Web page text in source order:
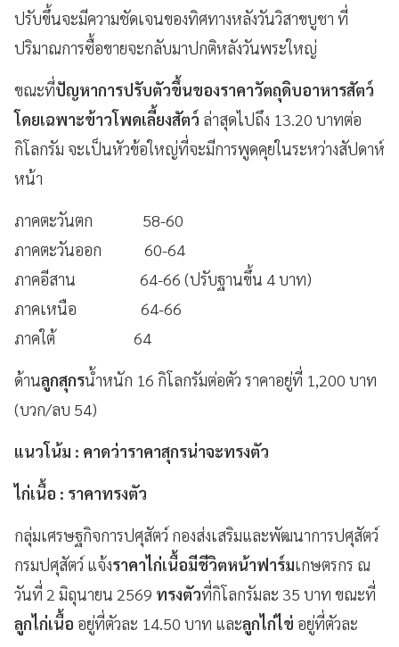
ปรับขึ้นจะมีความชัดเจนของทิศทางหลังวันวิสาขบูชา ที่
ปริมาณการซื้อขายจะกลับมาปกติหลังวันพระใหญ่
ขณะที่ปัญหาการปรับตัวขึ้นของราคาวัตถุดิบอาหารสัตว์
โดยเฉพาะข้าวโพดเลี้ยงสัตว์ ล่าสุดไปถึง 13.20 บาทต่อ
กิโลกรัม จะเป็นหัวข้อใหญ่ที่จะมีการพูดคุยในระหว่างสัปดาห์
หน้า
ภาคตะวันตก 58-60
ภาคตะวันออก 60-64
ภาคอีสาน 64-66 (ปรับฐานขึ้น 4 บาท)
ภาคเหนือ 64-66
ภาคใต้ 64
ด้านลูกสุกรน้ำหนัก 16 กิโลกรัมต่อตัว ราคาอยู่ที่ 1,200 บาท
(บวก/ลบ 54)
แนวโน้ม : คาดว่าราคาสุกรน่าจะทรงตัว
ไก่เนื้อ : ราคาทรงตัว
กลุ่มเศรษฐกิจการปศุสัตว์ กองส่งเสริมและพัฒนาการปศุสัตว์
กรมปศุสัตว์ แจ้งราคาไก่เนื้อมีชีวิตหน้าฟาร์มเกษตรกร ณ
วันที่ 2 มิถุนายน 2569 ทรงตัวที่กิโลกรัมละ 35 บาท ขณะที่
ลูกไก่เนื้อ อยู่ที่ตัวละ 14.50 บาท และลูกไก่ไข่ อยู่ที่ตัวละ